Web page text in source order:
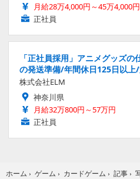
月給28万4,000円～45万4,000円
正社員
「正社員採用」アニメグッズ
の発送準備/年間休日125日以上
株式会社ELM
神奈川県
月給32万800円～57万円
正社員
ホーム › ゲーム › カードゲーム › 記事 ›